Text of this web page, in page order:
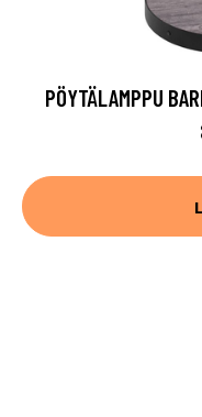
PÖYTÄLAMPPU